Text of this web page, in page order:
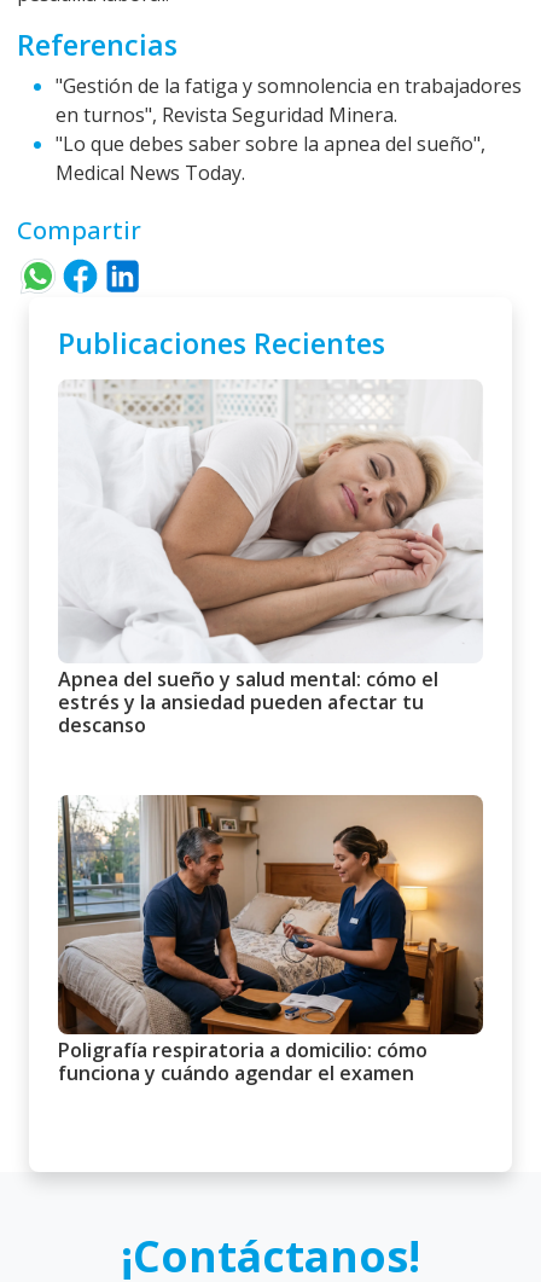
Referencias
"Gestión de la fatiga y somnolencia en trabajadores
en turnos", Revista Seguridad Minera.
"Lo que debes saber sobre la apnea del sueño",
Medical News Today.
Compartir
Publicaciones Recientes
Apnea del sueño y salud mental: cómo el
estrés y la ansiedad pueden afectar tu
descanso
Poligrafía respiratoria a domicilio: cómo
funciona y cuándo agendar el examen
¡Contáctanos!